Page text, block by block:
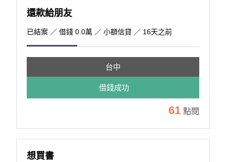
還款給朋友
已結案 ／ 借錢 0.0萬 ／ 小額信貸 ／ 16天之前
台中
借錢成功
61 點閱
想買書